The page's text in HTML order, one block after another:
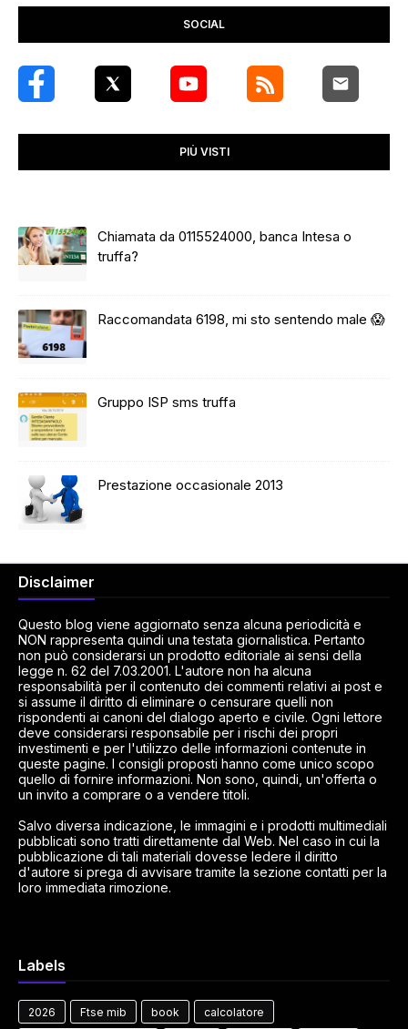
SOCIAL
PIÙ VISTI
Chiamata da 0115524000, banca Intesa o
truffa?
Raccomandata 6198, mi sto sentendo male 😱
Gruppo ISP sms truffa
Prestazione occasionale 2013
Disclaimer
Questo blog viene aggiornato senza alcuna periodicità e
NON rappresenta quindi una testata giornalistica. Pertanto
non può considerarsi un prodotto editoriale ai sensi della
legge n. 62 del 7.03.2001. L'autore non ha alcuna
responsabilità per il contenuto dei commenti relativi ai post e
si assume il diritto di eliminare o censurare quelli non
rispondenti ai canoni del dialogo aperto e civile. Ogni lettore
deve considerarsi responsabile per i rischi dei propri
investimenti e per l'utilizzo delle informazioni contenute in
queste pagine. I consigli proposti hanno come unico scopo
quello di fornire informazioni. Non sono, quindi, un'offerta o
un invito a comprare o a vendere titoli.
Salvo diversa indicazione, le immagini e i prodotti multimediali
pubblicati sono tratti direttamente dal Web. Nel caso in cui la
pubblicazione di tali materiali dovesse ledere il diritto
d'autore si prega di avvisare tramite la sezione contatti per la
loro immediata rimozione.
Labels
2026 Ftse mib book calcolatore